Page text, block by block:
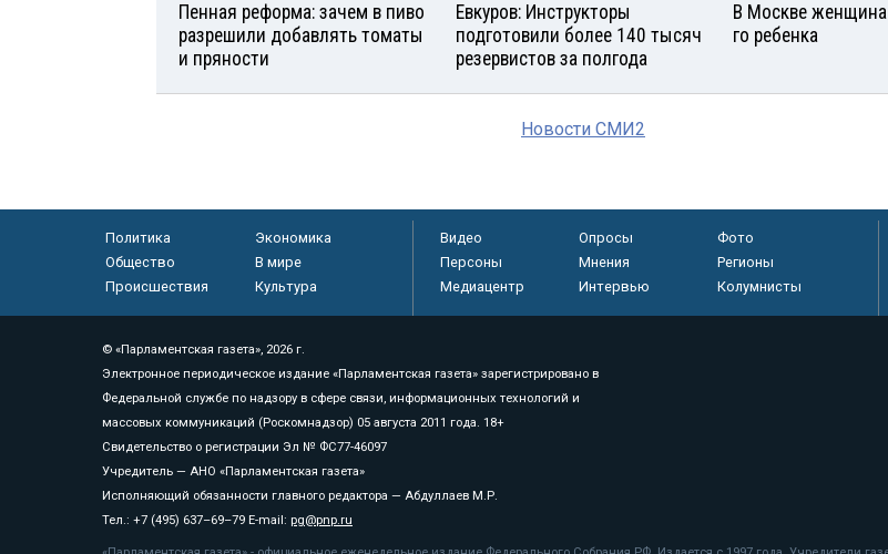
Пенная реформа: зачем в пиво
разрешили добавлять томаты
и пряности
Евкуров: Инструкторы
подготовили более 140 тысяч
резервистов за полгода
В Москве
го ребенка
Новости СМИ2
Политика
Экономика
Общество
В мире
Происшествия
Культура
Видео Опросы
Фото
Персоны
Мнения
Регионы
Медиацентр
Интервью Колумнисты
© «Парламентская газета», 2026 г.
Электронное периодическое издание «Парламентская газета» зарегистрировано в
Федеральной службе по надзору в сфере связи, информационных технологий и
массовых коммуникаций (Роскомнадзор) 05 августа 2011 года. 18+
Свидетельство о регистрации Эл № ФС77-46097
Учредитель — АНО «Парламентская газета»
Исполняющий обязанности главного редактора — Абдуллаев М.Р.
Тел.: +7 (495) 637–69–79 E-mail: pg@pnp.ru